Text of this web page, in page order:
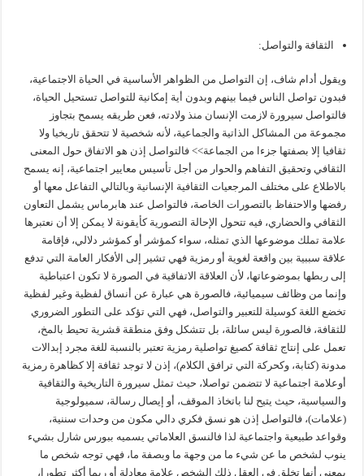
الثقافة والتواصل:
ويقول أدام شاف، إن التواصل من الظواهر الأساسية في الحياة الاجتماعية،
فبدون تواصل الناس فيما بينهم وبدون أية إمكانية للتواصل تستحيل الحياة،
فالتواصل سيرورة لازمت الإنسان منذ ولادته، فعن طريقه يسمح بتجاوز
مجموعة من المشاكل الذاتية والجماعية، لأنه شخصية لا تتحقق تاريخيا ولا
ثقافيا إلا بصفتها جزءا من الجماعة>> فالتواصل إذن هو الاتفاق حول المعنى
الثقافي وتحقيق التفاهم والحوار من أجل تأسيس معايير اجتماعية، إنه يسمح
بالاطلاع على مختلف المرجعيات الثقافية الإنسانية وبالتالي التفاعل معها أو
رفضها والاحتفاظ بالتصورات الخاصة، فالتواصل عند هابرماس يشمل التعاون
الثقافي والحضاري، فيه تتحول الإحالة التصورية كأيقونة لا يمكن إلا أن نعتبرها
علامة تملك موضوعها الذي تمثله، سواء كمؤشر أو كمؤشر دلالي، فإقامة
علاقة سببية بين واقعة لغوية أو رمزية فهي تشير إلى الأفكار العامة التي تدفع
إلى ربطها بموضوعاتها، لأن العلاقة الاتفاقية في الصورة لا تكون اعتباطية
وإنما من وظائف سيميائية، فالصورة هي عبارة عن أنساق لفظية وغير لفظية
تخضع اللغة كوسيلة للتعبير والتواصل، فهي التي تؤكد على التطور الضروري
للثقافة، فالصورة ليس سائلة، بل تتشكل وفق منطقة قشرية تحيط بالمخ،
تعمل على إنتاج ثقافة كصيغ تواصلية رمزية تعتبر بالنسبة للغة مجرد إبدالات
مدونة (كتابة، وكحركة التي ترافق الكلام)، إذن لا توجد ثقافة إلا كظاهرة رمزية
أوعلامة اجتماعية لا تتضمن تواصلا، حيث تمثل سيرورة التاريخية والثقافية
والسياسية، حيث يتيح لنا باتخاذ الموقف، أو إيصال رسالة، سميولوجية
(علامات)، فالتواصل إذن هو نسق فكري دالي مكون من وحدات سننية،
وقواعد طبيعية واجتماعية لذا فالنسق العلاماتي يسميه ببورس شارل بشيء
ينوب لشخص ما عن شيء ما من وجهة ما وبصفة ما، فهي توجه شخص ما
بمعنى أنها تخلق في العقل ذلك الشخص علامة معادلة أو ربما أكثر تطورا،